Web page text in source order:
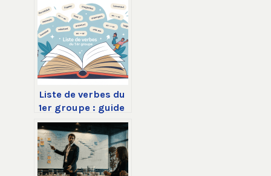
évolutions et
compléments à
connaître
Liste de verbes du
1er groupe : guide
complet, usages
et exemples